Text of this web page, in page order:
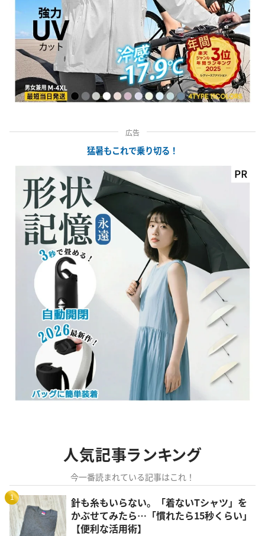
広告
猛暑もこれで乗り切る！
人気記事ランキング
今一番読まれている記事はこれ！
1
針も糸もいらない。「着ないTシャツ」を
かぶせてみたら…「慣れたら15秒くらい」
【便利な活用術】